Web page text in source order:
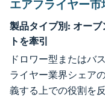
エアフライヤー
製品タイプ別: オーブ
トを牽引
ドロワー型またはバ
ライヤー業界シェア
義する上での役割を